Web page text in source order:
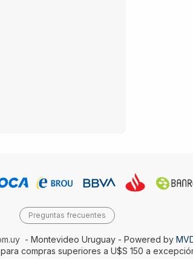
Preguntas frecuentes
- Montevideo Uruguay - Powered by
compras superiores a U$S 150 a